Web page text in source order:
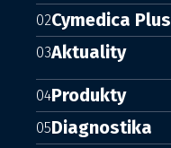
02Cymedica Plus
03Aktuality
04Produkty
05Diagnostika